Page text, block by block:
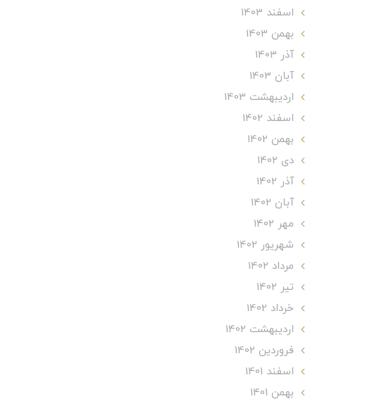
اسفند 1403
بهمن 1403
آذر 1403
آبان 1403
ارديبهشت 1403
اسفند 1402
بهمن 1402
دی 1402
آذر 1402
آبان 1402
مهر 1402
شهریور 1402
مرداد 1402
تير 1402
خرداد 1402
ارديبهشت 1402
فروردین 1402
اسفند 1401
بهمن 1401